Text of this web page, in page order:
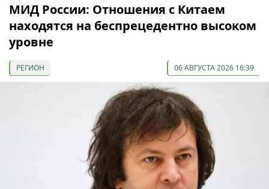
МИД России: Отношения с Китаем
находятся на беспрецедентно высоком
уровне
РЕГИОН 06 АВГУСТА 2026 16:39